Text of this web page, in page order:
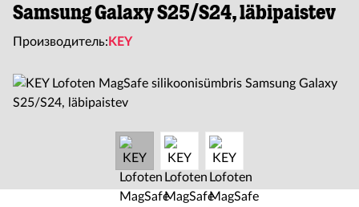
Samsung Galaxy S25/S24, läbipaistev
Производитель: KEY